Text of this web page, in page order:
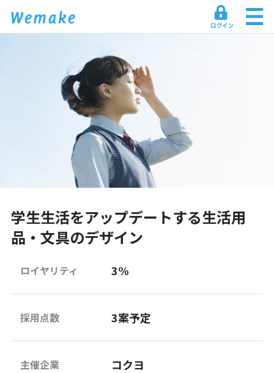
学生生活をアップデートする生活用
品・文具のデザイン
ロイヤリティ 3%
採用点数 3案予定
主催企業 コクヨ